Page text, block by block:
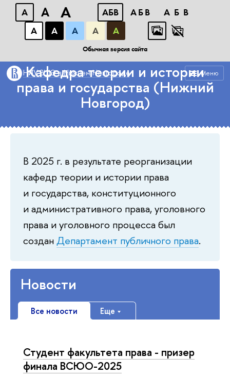
A A A АБB АБB
АБB
А
А А А А
Обычная версия сайта
Меню
НИУ ВШЭ в Нижнем Новгороде
Факультет права (Нижний Новгород)
Кафедра теории и истории
права и государства (Нижний
Новгород)
В 2025 г. в результате реорганизации
кафедр теории и истории права
и государства, конституционного
и административного права, уголовного
права и уголовного процесса был
созданДепартамент публичного права.
Новости
Все новости Еще
Студент факультета права - призер
финала ВСЮО-2025